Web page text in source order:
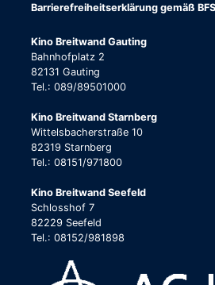
Barrierefreiheitserklärung gemäß
Kino Breitwand Gauting
Bahnhofplatz 2
82131 Gauting
Tel.: 089/89501000
Kino Breitwand Starnberg
Wittelsbacherstraße 10
82319 Starnberg
Tel.: 08151/971800
Kino Breitwand Seefeld
Schlosshof 7
82229 Seefeld
Tel.: 08152/981898